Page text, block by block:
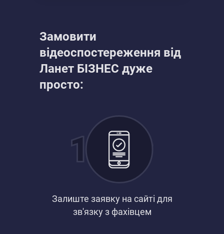
Замовити
відеоспостереження від
Ланет БІЗНЕС дуже
просто:
Залиште заявку на сайті для
зв'язку з фахівцем